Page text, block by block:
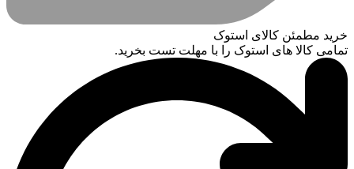
خرید مطمئن کالای استوک
تمامی کالا های استوک را با مهلت تست بخرید.